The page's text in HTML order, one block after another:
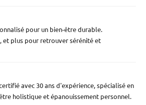
pour un bien-être durable.
et plus pour retrouver sérénité et
avec 30 ans d'expérience, spécialisé en
holistique et épanouissement personnel.